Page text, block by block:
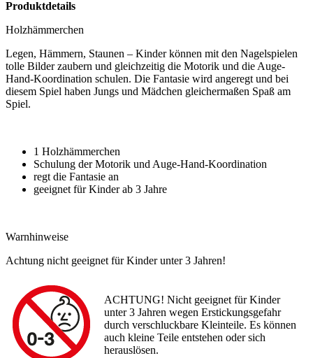
Produktdetails
Holzhämmerchen
Legen, Hämmern, Staunen – Kinder können mit den Nagelspielen
tolle Bilder zaubern und gleichzeitig die Motorik und die Auge-
Hand-Koordination schulen. Die Fantasie wird angeregt und bei
diesem Spiel haben Jungs und Mädchen gleichermaßen Spaß am
Spiel.
1 Holzhämmerchen
Schulung der Motorik und Auge-Hand-Koordination
regt die Fantasie an
geeignet für Kinder ab 3 Jahre
Warnhinweise
Achtung nicht geeignet für Kinder unter 3 Jahren!
ACHTUNG! Nicht geeignet für Kinder
unter 3 Jahren wegen Erstickungsgefahr
durch verschluckbare Kleinteile. Es können
auch kleine Teile entstehen oder sich
herauslösen.